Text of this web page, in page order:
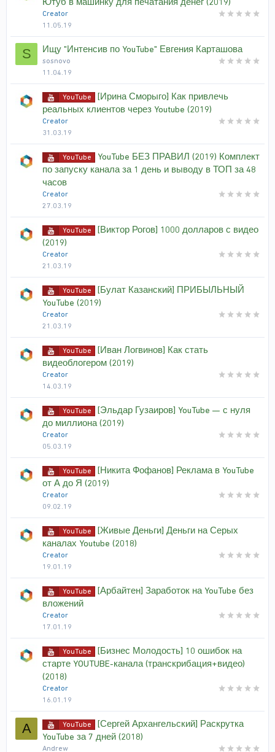
Creator
11.05.19
S Ищу "Интенсив по YouTube" Евгения Карташова
sosnovo
11.04.19
YouTube
[Ирина Сморыго] Как привлечь
реальных клиентов через Youtube (2019)
Creator
31.03.19
YouTube
YouTube БЕЗ ПРАВИЛ (2019) Комплект
по запуску канала за 1 день и выводу в ТОП за 48
часов
Creator
27.03.19
YouTube
[Виктор Рогов] 1000 долларов с видео
(2019)
Creator
21.03.19
YouTube
[Булат Казанский] ПРИБЫЛЬНЫЙ
YouTube (2019)
Creator
21.03.19
YouTube
[Иван Логвинов] Как стать
видеоблогером (2019)
Creator
14.03.19
YouTube
[Эльдар Гузаиров] YouTube — с нуля
до миллиона (2019)
Creator
05.03.19
YouTube
[Никита Фофанов] Реклама в YouTube
от А до Я (2019)
Creator
09.02.19
YouTube
[Живые Деньги] Деньги на Серых
каналах Youtube (2018)
Creator
19.01.19
YouTube
[Арбайтен] Заработок на YouTube без
вложений
Creator
17.01.19
YouTube
[Бизнес Молодость] 10 ошибок на
старте YOUTUBE-канала (транскрибация+видео)
(2018)
Creator
16.01.19
A YouTube
[Сергей Архангельский] Раскрутка
YouTube за 7 дней (2018)
Andrew